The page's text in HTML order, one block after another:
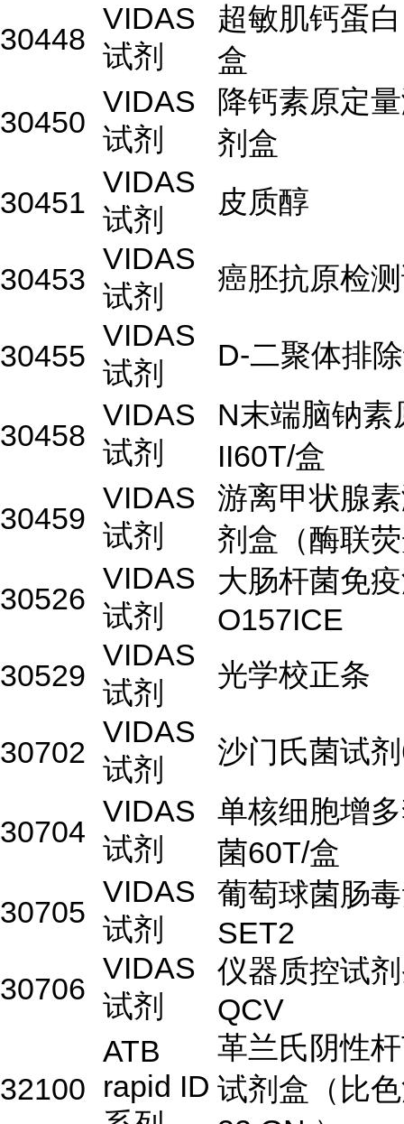
30448
VIDAS
试剂
超敏肌钙蛋
盒
30450
VIDAS
试剂
降钙素原定
剂盒
30451
VIDAS
试剂
皮质醇
30453
VIDAS
试剂
癌胚抗原检
30455
VIDAS
试剂
D-二聚体排
30458
VIDAS
试剂
N末端脑钠素
II60T/盒
30459
VIDAS
试剂
游离甲状腺
剂盒（酶联
30526
VIDAS
试剂
大肠杆菌免
O157ICE
30529
VIDAS
试剂
光学校正条
30702
VIDAS
试剂
沙门氏菌试
30704
VIDAS
试剂
单核细胞增
菌60T/盒
30705
VIDAS
试剂
葡萄球菌肠
SET2
30706
VIDAS
试剂
仪器质控试
QCV
32100
ATB
rapid ID
革兰氏阴性
试剂盒（比